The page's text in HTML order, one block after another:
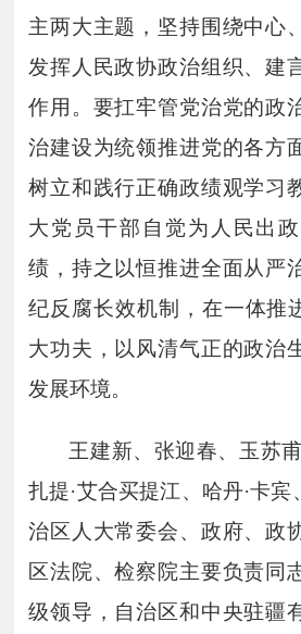
主两大主题，坚持围绕中心
发挥人民政协政治组织、建
作用。要扛牢管党治党的政
治建设为统领推进党的各方
树立和践行正确政绩观学习
大党员干部自觉为人民出
绩，持之以恒推进全面从严
纪反腐长效机制，在一体推
大功夫，以风清气正的政治
发展环境。
王建新、张迎春、玉苏
扎提·艾合买提江、哈丹·卡
治区人大常委会、政府、政
区法院、检察院主要负责同
级领导，自治区和中央驻疆